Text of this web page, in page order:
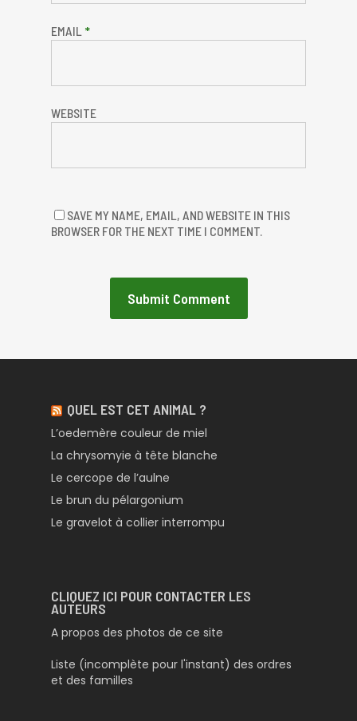
EMAIL *
WEBSITE
SAVE MY NAME, EMAIL, AND WEBSITE IN THIS
BROWSER FOR THE NEXT TIME I COMMENT.
QUEL EST CET ANIMAL ?
L’oedemère couleur de miel
La chrysomyie à tête blanche
Le cercope de l’aulne
Le brun du pélargonium
Le gravelot à collier interrompu
CLIQUEZ ICI POUR CONTACTER LES
AUTEURS
A propos des photos de ce site
Liste (incomplète pour l'instant) des ordres
et des familles